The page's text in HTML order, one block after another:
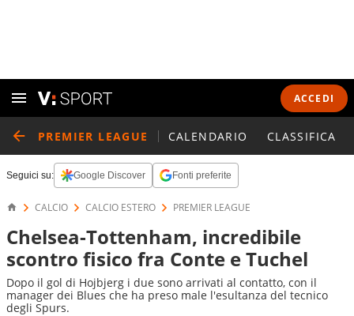
ACCEDI
PREMIER LEAGUE CALENDARIO CLASSIFICA
Seguici su: Google Discover Fonti preferite
CALCIO CALCIO ESTERO PREMIER LEAGUE
Chelsea-Tottenham, incredibile
scontro fisico fra Conte e Tuchel
Dopo il gol di Hojbjerg i due sono arrivati al contatto, con il
manager dei Blues che ha preso male l'esultanza del tecnico
degli Spurs.